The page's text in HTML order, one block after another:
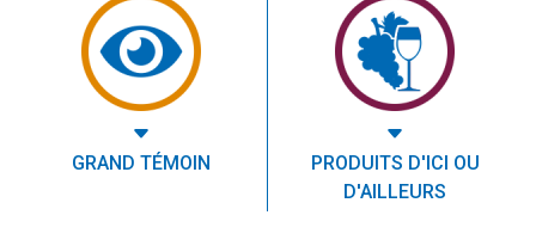
GRAND TÉMOIN
PRODUITS D'ICI OU
D'AILLEURS